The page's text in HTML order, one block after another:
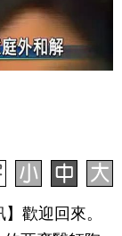
歡迎回來。